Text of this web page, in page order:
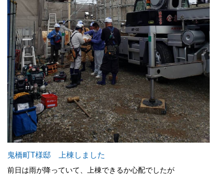
鬼橋町T様邸 上棟しました
前日は雨が降っていて、上棟できるか心配でしたが